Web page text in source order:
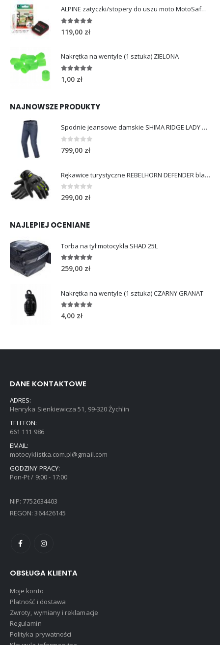
ALPINE zatyczki/stopery do uszu moto MotoSafe Pro
4.96out of 5
119,00 zł
Nakrętka na wentyle (1 sztuka) ZIELONA
5.00 out of 5
1,00 zł
NAJNOWSZE PRODUKTY
Spodnie jeansowe damskie SHIMA RIDGE LADY blue
0out of 5
799,00 zł
Rękawice turystyczne REBELHORN DEFENDER black yellow fluo
0 out of 5
299,00 zł
NAJLEPIEJ OCENIANE
Torba na tył motocykla SHAD 25L
5.00out of 5
259,00 zł
Nakrętka na wentyle (1 sztuka) CZARNY GRANAT
5.00 out of 5
4,00 zł
DANE KONTAKTOWE
ADRES:
Henryka Sienkiewicza 51, 99-320 Żychlin
TELEFON:
661 111 986
EMAIL:
motocyklistka.com.pl@gmail.com
GODZINY PRACY:
Pon-Pt / 9:00 - 17:00
NIP: 7752634403
REGON: 364426145
OBSŁUGA KLIENTA
Moje konto
Płatność i dostawa
Zwroty, wymiany i reklamacje
Regulamin
Polityka prywatności